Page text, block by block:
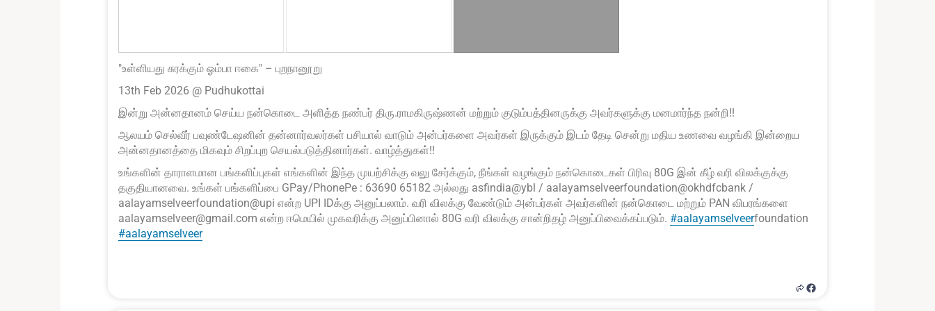
"உள்ளியது சுரக்கும் ஓம்பா ஈகை" – புறநானூறு
13th Feb 2026 @ Pudhukottai
இன்று அன்னதானம் செய்ய நன்கொடை அளித்த நண்பர் திரு.ராமகிருஷ்ணன் மற்றும் குடும்பத்தினருக்கு அவர்களுக்கு மனமார்ந்த நன்றி!!
ஆலயம் செல்வீர் பவுண்டேஷனின் தன்னார்வலர்கள் பசியால் வாடும் அன்பர்களை அவர்கள் இருக்கும் இடம் தேடி சென்று மதிய உணவை வழங்கி இன்றைய
அன்னதானத்தை மிகவும் சிறப்புற செயல்படுத்தினார்கள். வாழ்த்துகள்!!
உங்களின் தாராளமான பங்களிப்புகள் எங்களின் இந்த முயற்சிக்கு வலு சேர்க்கும், நீங்கள் வழங்கும் நன்கொடைகள் பிரிவு 80G இன் கீழ் வரி விலக்குக்கு
தகுதியானவை. உங்கள் பங்களிப்பை GPay/PhonePe : 63690 65182 அல்லது asfindia@ybl / aalayamselveerfoundation@okhdfcbank /
aalayamselveerfoundation@upi என்ற UPI IDக்கு அனுப்பலாம். வரி விலக்கு வேண்டும் அன்பர்கள் அவர்களின் நன்கொடை மற்றும் PAN விபரங்களை
aalayamselveer@gmail.com என்ற ஈமெயில் முகவரிக்கு அனுப்பினால் 80G வரி விலக்கு சான்றிதழ் அனுப்பிவைக்கப்படும். #aalayamselveerfoundation
#aalayamselveer